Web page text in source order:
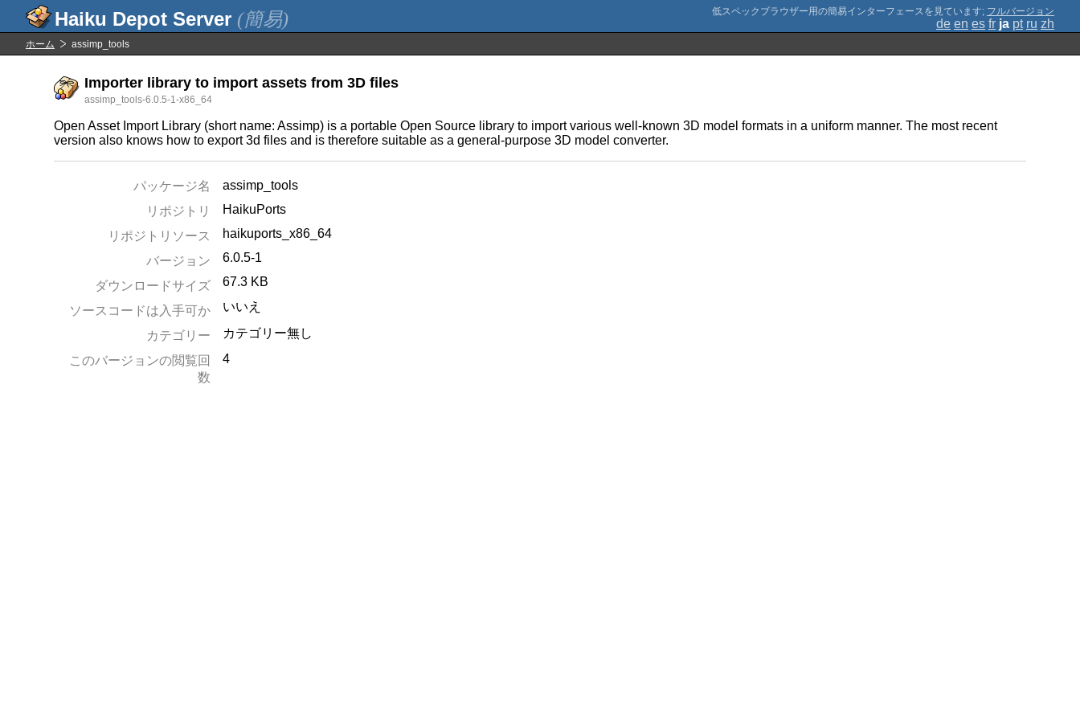
(簡易) ; フルバージョン
de en es fr ja pt ru zh
ホーム assimp_tools
Importer library to import assets from 3D files
assimp_tools-6.0.5-1-x86_64
Open Asset Import Library (short name: Assimp) is a portable Open Source library to import various well-known 3D model formats in a uniform manner. The most recent
version also knows how to export 3d files and is therefore suitable as a general-purpose 3D model converter.
パッケージ名
assimp_tools
リポジトリ
HaikuPorts
リポジトリソース
haikuports_x86_64
バージョン
6.0.5-1
ダウンロードサイズ 67.3 KB
ソースコードは入手可か いいえ
カテゴリー
カテゴリー無し
このバージョンの閲覧回
数
4